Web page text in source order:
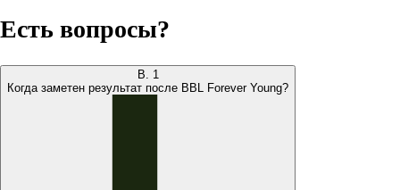
Есть вопросы?
В. 1
Когда заметен результат после BBL Forever Young?